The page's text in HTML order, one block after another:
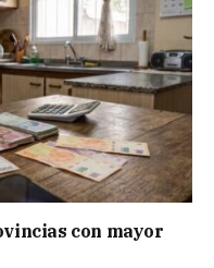
con mayor